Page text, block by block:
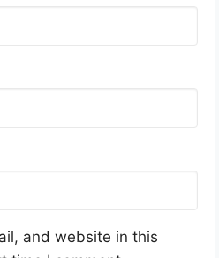
and website in this